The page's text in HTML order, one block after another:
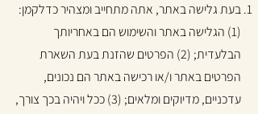
בעת גלישה באתר, אתה מתחייב ומצהיר כדלקמן:
(1) הגלישה באתר והשימוש הם באחריותך
הבלעדית; (2) הפרטים שהזנת בעת השארת
הפרטים באתר ו/או רכישה באתר הם נכונים,
עדכניים, מדיוקים ומלאים; (3) ככל ויהיה בכך צורך,